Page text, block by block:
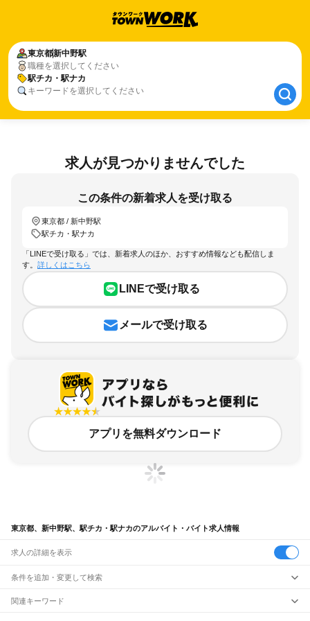
東京都新中野駅
職種を選択してください
駅チカ・駅ナカ
キーワードを選択してください
東京都新中野駅
駅チカ・駅ナカ
求人が見つかりませんでした
この条件の新着求人を受け取る
東京都 / 新中野駅
駅チカ・駅ナカ
「LINEで受け取る」では、新着求人のほか、おすすめ情報なども配信しま
す。 詳しくはこちら
LINEで受け取る
メールで受け取る
アプリを無料ダウンロード
東京都、新中野駅、駅チカ・駅ナカのアルバイト・バイト求人情報
求人の詳細を表示
条件を追加・変更して検索
市区町村を追加・変更
関連キーワード